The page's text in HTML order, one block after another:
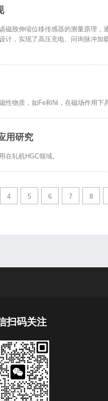
磁致伸缩位移传感器的测量原理，
计，实现了高压充电、问询脉冲加
物质，如Fe和Ni，在磁场作用下
用研究
在轧机HGC领域。
4 5 6 7 8
扫码关注